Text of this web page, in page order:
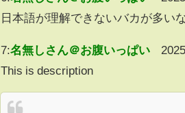
日本語が理解できないバカが多い
7:名無しさん＠お腹いっぱい
This is description